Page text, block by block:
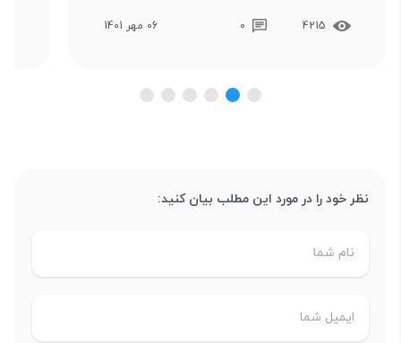
4215
0 06 مهر 1401
نظر خود را در مورد این مطلب بیان کنید: